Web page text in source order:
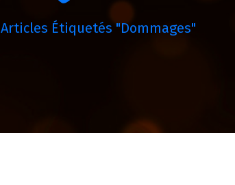
Articles Étiquetés "dommages"